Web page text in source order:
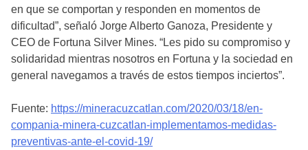
en que se comportan y responden en momentos de
dificultad”, señaló Jorge Alberto Ganoza, Presidente y
CEO de Fortuna Silver Mines. “Les pido su compromiso y
solidaridad mientras nosotros en Fortuna y la sociedad en
general navegamos a través de estos tiempos inciertos”.
Fuente: https://mineracuzcatlan.com/2020/03/18/en-
compania-minera-cuzcatlan-implementamos-medidas-
preventivas-ante-el-covid-19/